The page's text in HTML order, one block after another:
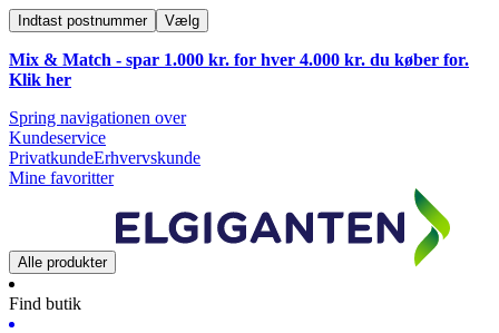
Indtast postnummer Vælg
Mix & Match - spar 1.000 kr. for hver 4.000 kr. du køber for.
Klik her
Spring navigationen over
Kundeservice
PrivatkundeErhvervskunde
Mine favoritter
Alle produkter
Find butik